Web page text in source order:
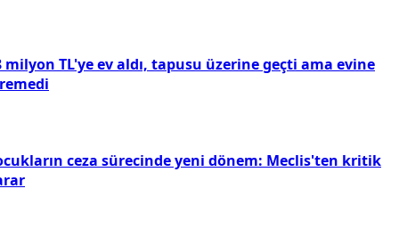
milyon TL'ye ev aldı, tapusu üzerine geçti ama evine
ceza sürecinde yeni dönem: Meclis'ten kritik